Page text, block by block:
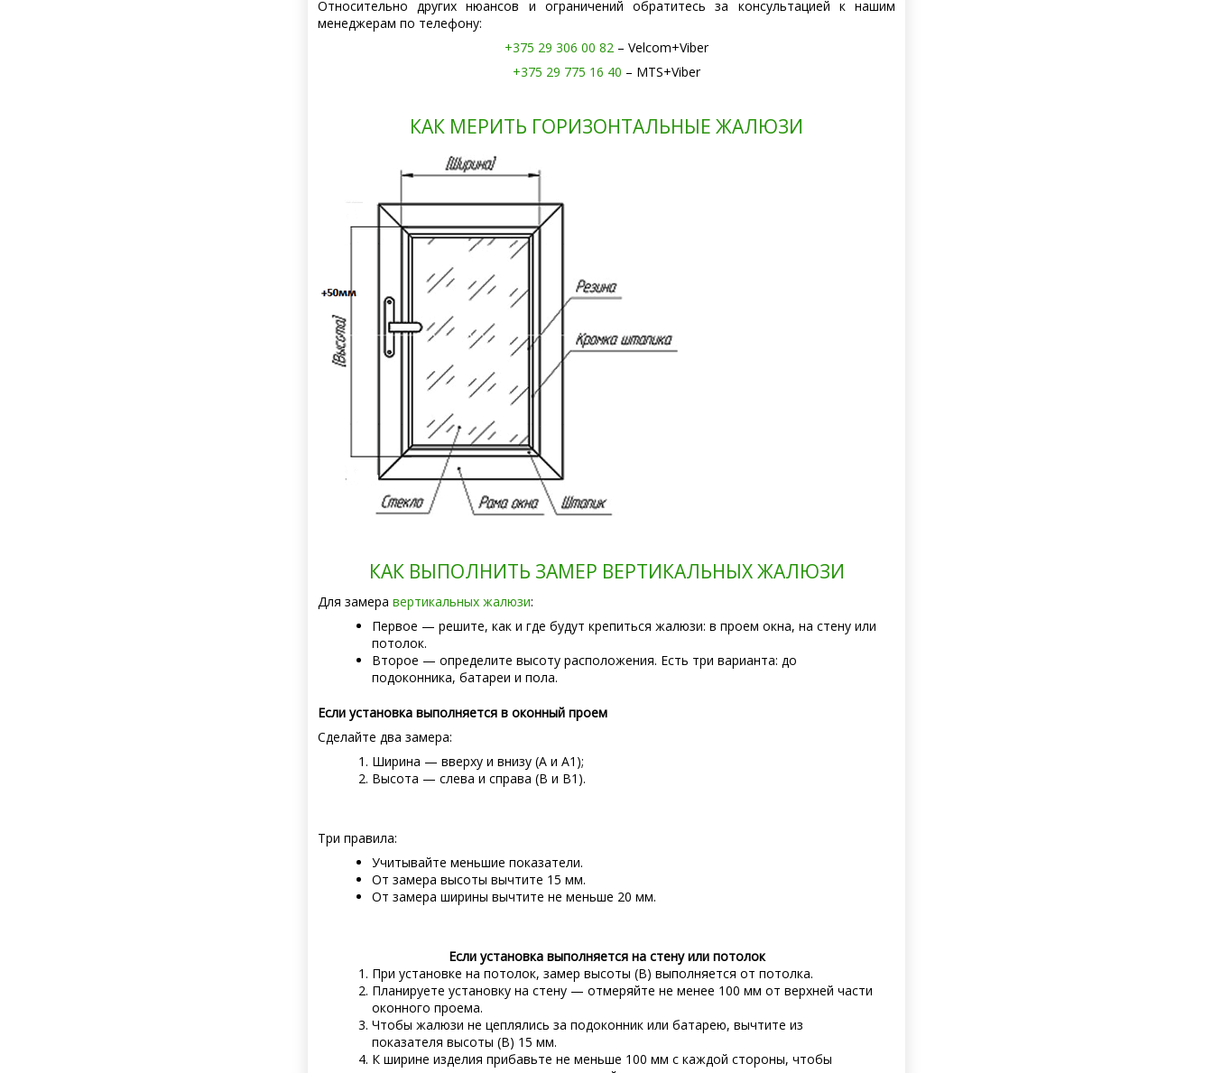
Относительно других нюансов и ограничений обратитесь за консультацией к нашим
менеджерам по телефону:
+375 29 306 00 82 – Velcom+Viber
+375 29 775 16 40 – MTS+Viber
КАК МЕРИТЬ ГОРИЗОНТАЛЬНЫЕ ЖАЛЮЗИ
КАК ВЫПОЛНИТЬ ЗАМЕР ВЕРТИКАЛЬНЫХ ЖАЛЮЗИ
Для замера вертикальных жалюзи:
Первое — решите, как и где будут крепиться жалюзи: в проем окна, на стену или
потолок.
Второе — определите высоту расположения. Есть три варианта: до
подоконника, батареи и пола.
Если установка выполняется в оконный проем
Сделайте два замера:
Ширина — вверху и внизу (А и А1);
Высота — слева и справа (В и В1).
Три правила:
Учитывайте меньшие показатели.
От замера высоты вычтите 15 мм.
От замера ширины вычтите не меньше 20 мм.
Если установка выполняется на стену или потолок
При установке на потолок, замер высоты (В) выполняется от потолка.
Планируете установку на стену — отмеряйте не менее 100 мм от верхней части
оконного проема.
Чтобы жалюзи не цеплялись за подоконник или батарею, вычтите из
показателя высоты (В) 15 мм.
К ширине изделия прибавьте не меньше 100 мм с каждой стороны, чтобы